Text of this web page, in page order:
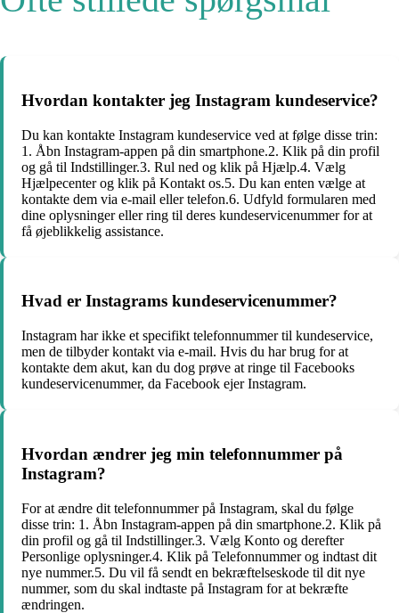
Hvordan kontakter jeg Instagram kundeservice?
Du kan kontakte Instagram kundeservice ved at følge disse trin:
1. Åbn Instagram-appen på din smartphone.2. Klik på din profil
og gå til Indstillinger.3. Rul ned og klik på Hjælp.4. Vælg
Hjælpecenter og klik på Kontakt os.5. Du kan enten vælge at
kontakte dem via e-mail eller telefon.6. Udfyld formularen med
dine oplysninger eller ring til deres kundeservicenummer for at
få øjeblikkelig assistance.
Hvad er Instagrams kundeservicenummer?
Instagram har ikke et specifikt telefonnummer til kundeservice,
men de tilbyder kontakt via e-mail. Hvis du har brug for at
kontakte dem akut, kan du dog prøve at ringe til Facebooks
kundeservicenummer, da Facebook ejer Instagram.
Hvordan ændrer jeg min telefonnummer på
Instagram?
For at ændre dit telefonnummer på Instagram, skal du følge
disse trin: 1. Åbn Instagram-appen på din smartphone.2. Klik på
din profil og gå til Indstillinger.3. Vælg Konto og derefter
Personlige oplysninger.4. Klik på Telefonnummer og indtast dit
nye nummer.5. Du vil få sendt en bekræftelseskode til dit nye
nummer, som du skal indtaste på Instagram for at bekræfte
ændringen.